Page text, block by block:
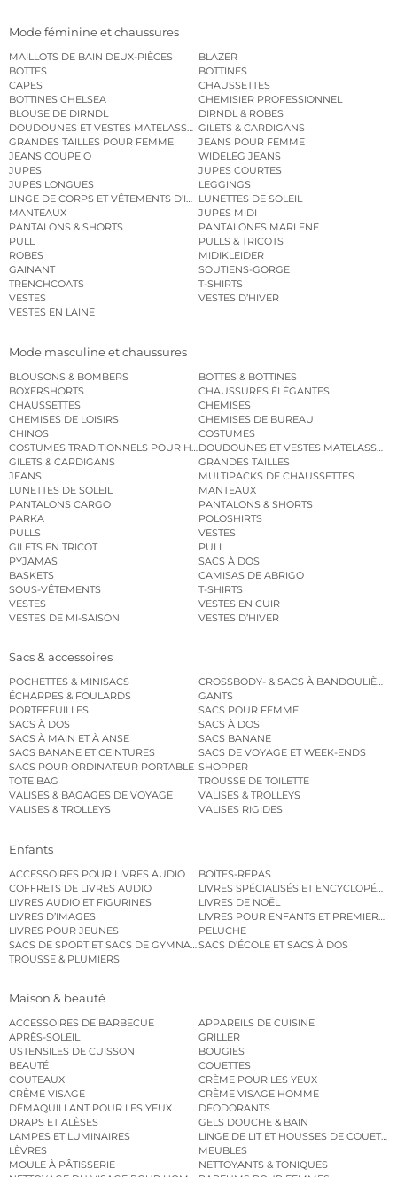
Mode féminine et chaussures
MAILLOTS DE BAIN DEUX-PIÈCES
BLAZER
BOTTES
BOTTINES
CAPES
CHAUSSETTES
BOTTINES CHELSEA
CHEMISIER PROFESSIONNEL
BLOUSE DE DIRNDL
DIRNDL & ROBES
DOUDOUNES ET VESTES MATELASSÉESGILETS & CARDIGANS
GRANDES TAILLES POUR FEMME
JEANS POUR FEMME
JEANS COUPE O
WIDELEG JEANS
JUPES
JUPES COURTES
JUPES LONGUES
LEGGINGS
LINGE DE CORPS ET VÊTEMENTS D’INTÉRIEURLUNETTES DE SOLEIL
MANTEAUX
JUPES MIDI
PANTALONS & SHORTS
PANTALONES MARLENE
PULL
PULLS & TRICOTS
ROBES
MIDIKLEIDER
GAINANT
SOUTIENS-GORGE
TRENCHCOATS
T-SHIRTS
VESTES
VESTES D’HIVER
VESTES EN LAINE
Mode masculine et chaussures
BLOUSONS & BOMBERS
BOTTES & BOTTINES
BOXERSHORTS
CHAUSSURES ÉLÉGANTES
CHAUSSETTES
CHEMISES
CHEMISES DE LOISIRS
CHEMISES DE BUREAU
CHINOS
COSTUMES
COSTUMES TRADITIONNELS POUR HOMMEDOUDOUNES ET VESTES MATELASSÉES
GILETS & CARDIGANS
GRANDES TAILLES
JEANS
MULTIPACKS DE CHAUSSETTES
LUNETTES DE SOLEIL
MANTEAUX
PANTALONS CARGO
PANTALONS & SHORTS
PARKA
POLOSHIRTS
PULLS
VESTES
GILETS EN TRICOT
PULL
PYJAMAS
SACS À DOS
BASKETS
CAMISAS DE ABRIGO
SOUS-VÊTEMENTS
T-SHIRTS
VESTES
VESTES EN CUIR
VESTES DE MI-SAISON
VESTES D’HIVER
Sacs & accessoires
POCHETTES & MINISACS
CROSSBODY- & SACS À BANDOULIÈRE
ÉCHARPES & FOULARDS
GANTS
PORTEFEUILLES
SACS POUR FEMME
SACS À DOS
SACS À DOS
SACS À MAIN ET À ANSE
SACS BANANE
SACS BANANE ET CEINTURES
SACS DE VOYAGE ET WEEK-ENDS
SACS POUR ORDINATEUR PORTABLE SHOPPER
TOTE BAG
TROUSSE DE TOILETTE
VALISES & BAGAGES DE VOYAGE
VALISES & TROLLEYS
VALISES & TROLLEYS
VALISES RIGIDES
Enfants
ACCESSOIRES POUR LIVRES AUDIO
BOÎTES-REPAS
COFFRETS DE LIVRES AUDIO
LIVRES SPÉCIALISÉS ET
LIVRES AUDIO ET FIGURINES
LIVRES DE NOËL
LIVRES D’IMAGES
LIVRES POUR ENFANTS ET PREMIERS
LIVRES POUR JEUNES
PELUCHE
SACS DE SPORT ET SACS DE GYMNASTIQUESACS D’ÉCOLE ET SACS À DOS
TROUSSE & PLUMIERS
Maison & beauté
ACCESSOIRES DE BARBECUE
APPAREILS DE CUISINE
APRÈS-SOLEIL
GRILLER
USTENSILES DE CUISSON
BOUGIES
BEAUTÉ
COUETTES
COUTEAUX
CRÈME POUR LES YEUX
CRÈME VISAGE
CRÈME VISAGE HOMME
DÉMAQUILLANT POUR LES YEUX
DÉODORANTS
DRAPS ET ALÈSES
GELS DOUCHE & BAIN
LAMPES ET LUMINAIRES
LINGE DE LIT ET HOUSSES DE COUETTE
LÈVRES
MEUBLES
MOULE À PÂTISSERIE
NETTOYANTS & TONIQUES